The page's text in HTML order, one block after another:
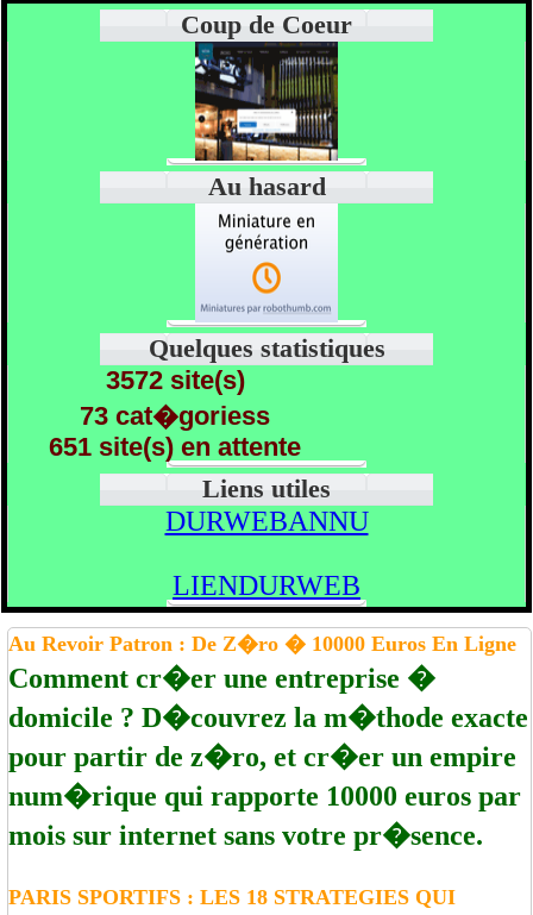
Coup de Coeur
Au hasard
Quelques statistiques
3572 site(s)
73 cat�goriess
651 site(s) en attente
Liens utiles
DURWEBANNU
LIENDURWEB
Au Revoir Patron : De Z�ro � 10000 Euros En Ligne
Comment cr�er une entreprise �
domicile ? D�couvrez la m�thode exacte
pour partir de z�ro, et cr�er un empire
num�rique qui rapporte 10000 euros par
mois sur internet sans votre pr�sence.
PARIS SPORTIFS : LES 18 STRATEGIES QUI